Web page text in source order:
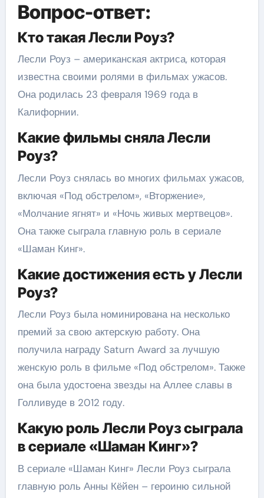
Вопрос-ответ:
Кто такая Лесли Роуз?
Лесли Роуз – американская актриса, которая
известна своими ролями в фильмах ужасов.
Она родилась 23 февраля 1969 года в
Калифорнии.
Какие фильмы сняла Лесли
Роуз?
Лесли Роуз снялась во многих фильмах ужасов,
включая «Под обстрелом», «Вторжение»,
«Молчание ягнят» и «Ночь живых мертвецов».
Она также сыграла главную роль в сериале
«Шаман Кинг».
Какие достижения есть у Лесли
Роуз?
Лесли Роуз была номинирована на несколько
премий за свою актерскую работу. Она
получила награду Saturn Award за лучшую
женскую роль в фильме «Под обстрелом». Также
она была удостоена звезды на Аллее славы в
Голливуде в 2012 году.
Какую роль Лесли Роуз сыграла
в сериале «Шаман Кинг»?
В сериале «Шаман Кинг» Лесли Роуз сыграла
главную роль Анны Кёйен – героиню сильной